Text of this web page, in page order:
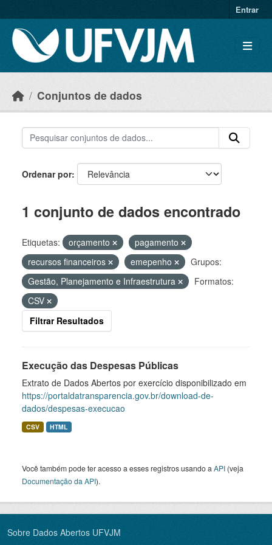
Entrar
Conjuntos de dados
Ordenar por
1 conjunto de dados encontrado
Etiquetas: orçamento
pagamento
recursos financeiros
emepenho
Grupos:
Gestão, Planejamento e Infraestrutura
Formatos:
CSV
Filtrar Resultados
Execução das Despesas Públicas
Extrato de Dados Abertos por exercício disponibilizado em
https://portaldatransparencia.gov.br/download-de-
dados/despesas-execucao
CSV HTML
Você também pode ter acesso a esses registros usando a API (veja
Documentação da API).
Sobre Dados Abertos UFVJM